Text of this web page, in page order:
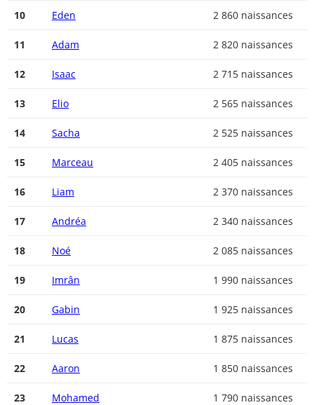
10 Eden 2 860 naissances
11 Adam 2 820 naissances
12 Isaac 2 715 naissances
13 Elio 2 565 naissances
14 Sacha 2 525 naissances
15 Marceau 2 405 naissances
16 Liam 2 370 naissances
17 Andréa 2 340 naissances
18 Noé 2 085 naissances
19 Imrân 1 990 naissances
20 Gabin 1 925 naissances
21 Lucas 1 875 naissances
22 Aaron 1 850 naissances
23 Mohamed 1 790 naissances